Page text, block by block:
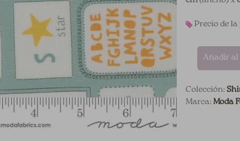
Precio de la
Añadir
Colección:
Marca:Moda